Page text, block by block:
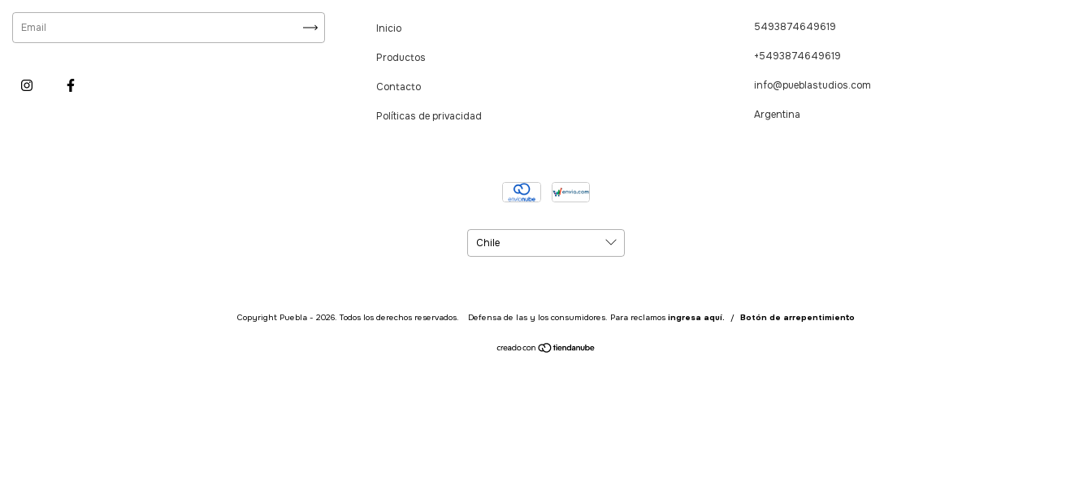
Inicio
Productos
Contacto
Políticas de privacidad
5493874649619
+5493874649619
info@pueblastudios.com
Argentina
Copyright Puebla - 2026. Todos los derechos reservados. Defensa de las y los consumidores. Para reclamos ingresa aquí. / Botón de arrepentimiento